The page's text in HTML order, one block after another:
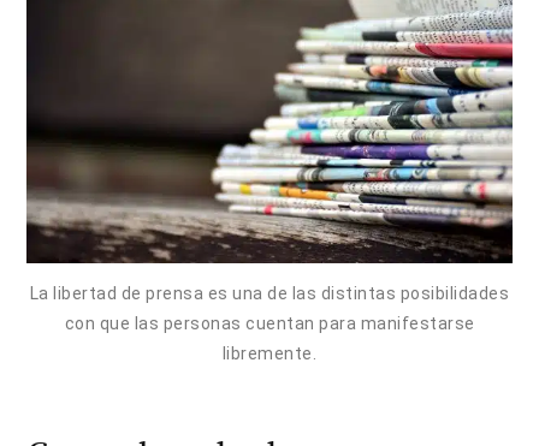
La libertad de prensa es una de las distintas posibilidades
con que las personas cuentan para manifestarse
libremente.